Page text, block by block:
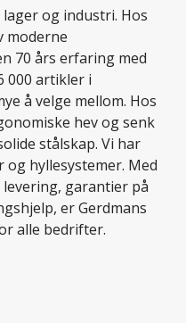
og industri. Hos
moderne
70 års erfaring med
000 artikler i
å velge mellom. Hos
hev og senk
stålskap. Vi har
hyllesystemer. Med
garantier på
er Gerdmans
alle bedrifter.